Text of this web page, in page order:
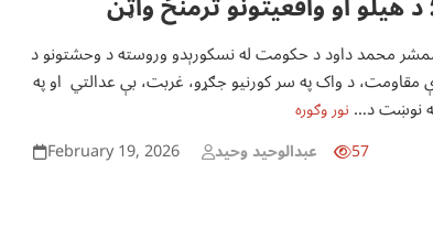
محمد داود د حکومت له نسکورېدو وروسته د وحشتونو د
مقاومت، د واک په سر کورنيو جګړو، غربت، بې عدالتي او په
نوښت د… نور وګوره
February 19, 2026 عبدالوحید وحيد 57